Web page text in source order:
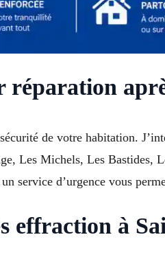
réparation
de votre habitation.
Les Michels, Les Bastides,
service d’urgence vous
effraction à